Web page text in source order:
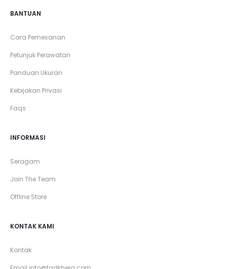
BANTUAN
Cara Pemesanan
Petunjuk Perawatan
Panduan Ukuran
Kebijakan Privasi
Faqs
INFORMASI
Seragam
Join The Team
Offline Store
KONTAK KAMI
Kontak